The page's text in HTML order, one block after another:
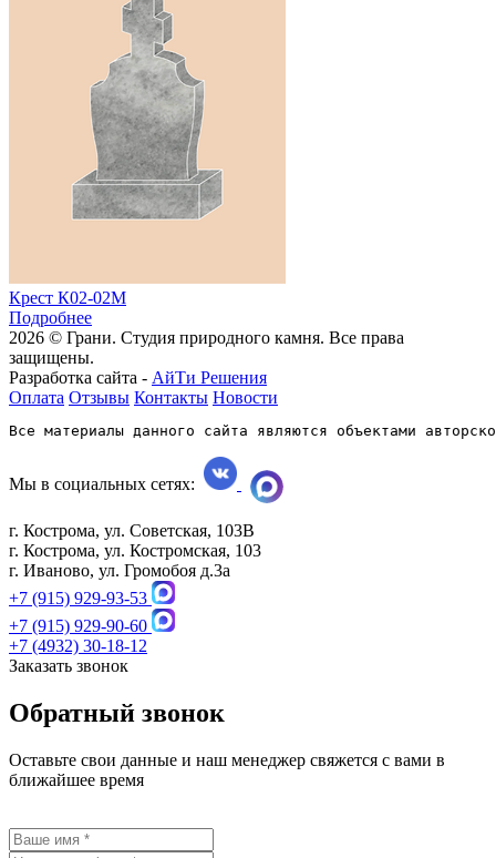
Крест К02-02М
Подробнее
2026 © Грани. Студия природного камня. Все права
защищены.
Разработка сайта - АйТи Решения
Оплата Отзывы Контакты Новости
Все материалы данного сайта являются объектами
Мы в социальных сетях:
г. Кострома, ул. Советская, 103В
г. Кострома, ул. Костромская, 103
г. Иваново, ул. Громобоя д.3а
+7 (915) 929-93-53
+7 (915) 929-90-60
+7 (4932) 30-18-12
Заказать звонок
Обратный звонок
Оставьте свои данные и наш менеджер свяжется с вами в
ближайшее время